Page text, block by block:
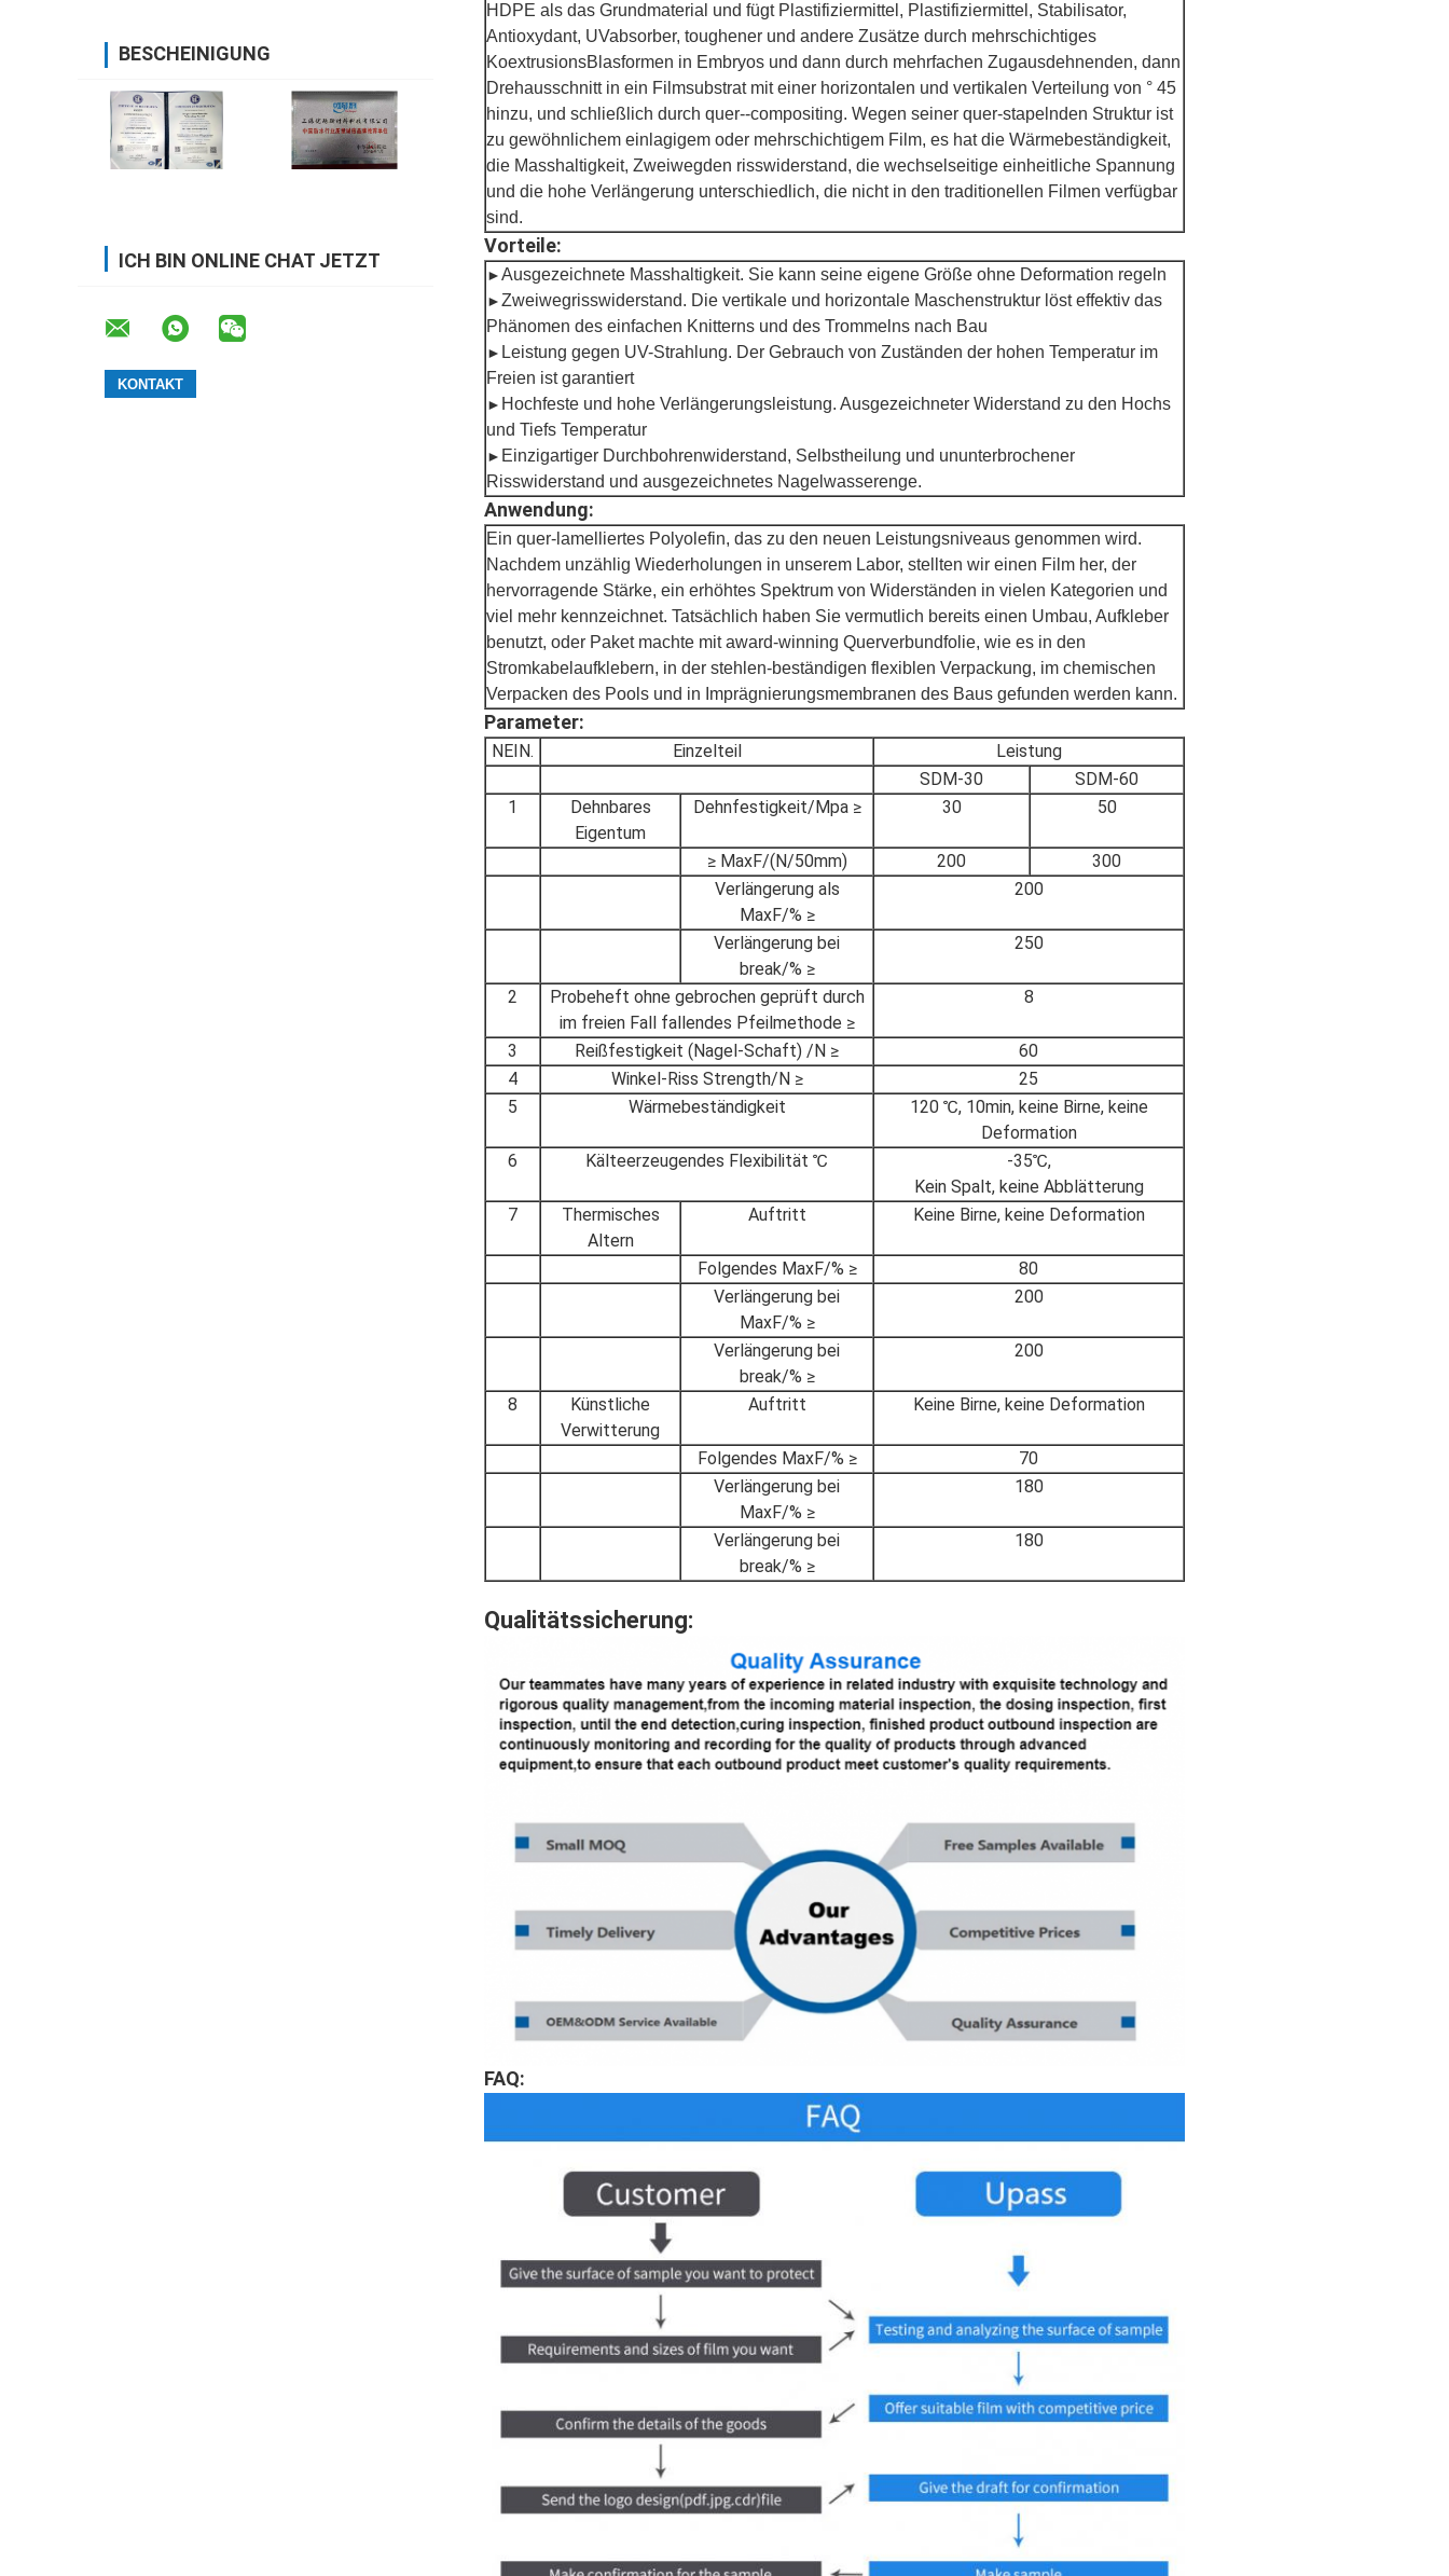
BESCHEINIGUNG
ICH BIN ONLINE CHAT JETZT
HDPE als das Grundmaterial und fügt Plastifiziermittel, Plastifiziermittel, Stabilisator,
Antioxydant, UVabsorber, toughener und andere Zusätze durch mehrschichtiges
KoextrusionsBlasformen in Embryos und dann durch mehrfachen Zugausdehnenden, dann
Drehausschnitt in ein Filmsubstrat mit einer horizontalen und vertikalen Verteilung von ° 45
hinzu, und schließlich durch quer--compositing. Wegen seiner quer-stapelnden Struktur ist
zu gewöhnlichem einlagigem oder mehrschichtigem Film, es hat die Wärmebeständigkeit,
die Masshaltigkeit, Zweiwegden risswiderstand, die wechselseitige einheitliche Spannung
und die hohe Verlängerung unterschiedlich, die nicht in den traditionellen Filmen verfügbar
sind.
Vorteile:
►Ausgezeichnete Masshaltigkeit. Sie kann seine eigene Größe ohne Deformation regeln
►Zweiwegrisswiderstand. Die vertikale und horizontale Maschenstruktur löst effektiv das
Phänomen des einfachen Knitterns und des Trommelns nach Bau
► Leistung gegen UV-Strahlung. Der Gebrauch von Zuständen der hohen Temperatur im
Freien ist garantiert
► Hochfeste und hohe Verlängerungsleistung. Ausgezeichneter Widerstand zu den Hochs
und Tiefs Temperatur
► Einzigartiger Durchbohrenwiderstand, Selbstheilung und ununterbrochener
Risswiderstand und ausgezeichnetes Nagelwasserenge.
Anwendung:
Ein quer-lamelliertes Polyolefin, das zu den neuen Leistungsniveaus genommen wird.
Nachdem unzählig Wiederholungen in unserem Labor, stellten wir einen Film her, der
hervorragende Stärke, ein erhöhtes Spektrum von Widerständen in vielen Kategorien und
viel mehr kennzeichnet. Tatsächlich haben Sie vermutlich bereits einen Umbau, Aufkleber
benutzt, oder Paket machte mit award-winning Querverbundfolie, wie es in den
Stromkabelaufklebern, in der stehlen-beständigen flexiblen Verpackung, im chemischen
Verpacken des Pools und in Imprägnierungsmembranen des Baus gefunden werden kann.
Parameter:
NEIN. Einzelteil
Leistung
SDM-30
SDM-60
1
Dehnbares
Eigentum
Dehnfestigkeit/Mpa ≥ 30 50
≥ MaxF/(N/50mm) 200
300
Verlängerung als
MaxF/% ≥
200
Verlängerung bei
break/% ≥
250
2
Probeheft ohne gebrochen geprüft durch
im freien Fall fallendes Pfeilmethode ≥
8
3 Reißfestigkeit (Nagel-Schaft) /N ≥
60
4
Winkel-Riss Strength/N ≥
25
5
Wärmebeständigkeit
120 ℃, 10min, keine Birne, keine
Deformation
6
Kälteerzeugendes Flexibilität ℃
-35℃,
Kein Spalt, keine Abblätterung
7
Thermisches
Altern
Auftritt Keine Birne, keine Deformation
Folgendes MaxF/% ≥
80
Verlängerung bei
MaxF/% ≥
200
Verlängerung bei
break/% ≥
200
8
Künstliche
Verwitterung
Auftritt Keine Birne, keine Deformation
Folgendes MaxF/% ≥
70
Verlängerung bei
MaxF/% ≥
180
Verlängerung bei
break/% ≥
180
Qualitätssicherung:
FAQ: